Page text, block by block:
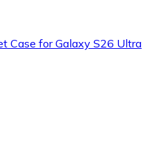
Case for Galaxy S26 Ultra